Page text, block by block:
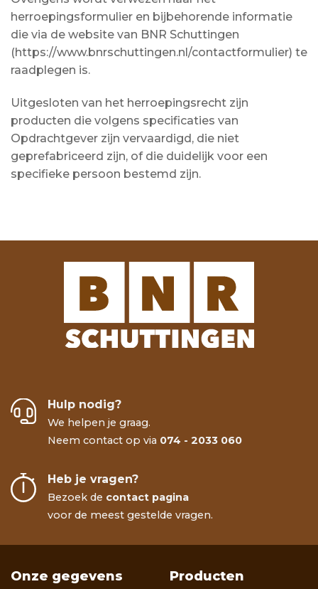
herroepingsformulier en bijbehorende informatie
die via de website van BNR Schuttingen
(https://www.bnrschuttingen.nl/contactformulier) te
raadplegen is.
Uitgesloten van het herroepingsrecht zijn
producten die volgens specificaties van
Opdrachtgever zijn vervaardigd, die niet
geprefabriceerd zijn, of die duidelijk voor een
specifieke persoon bestemd zijn.
Hulp nodig?
We helpen je graag.
Neem contact op via 074 - 2033 060
Heb je vragen?
Bezoek de contact pagina
voor de meest gestelde vragen.
Onze gegevens Producten